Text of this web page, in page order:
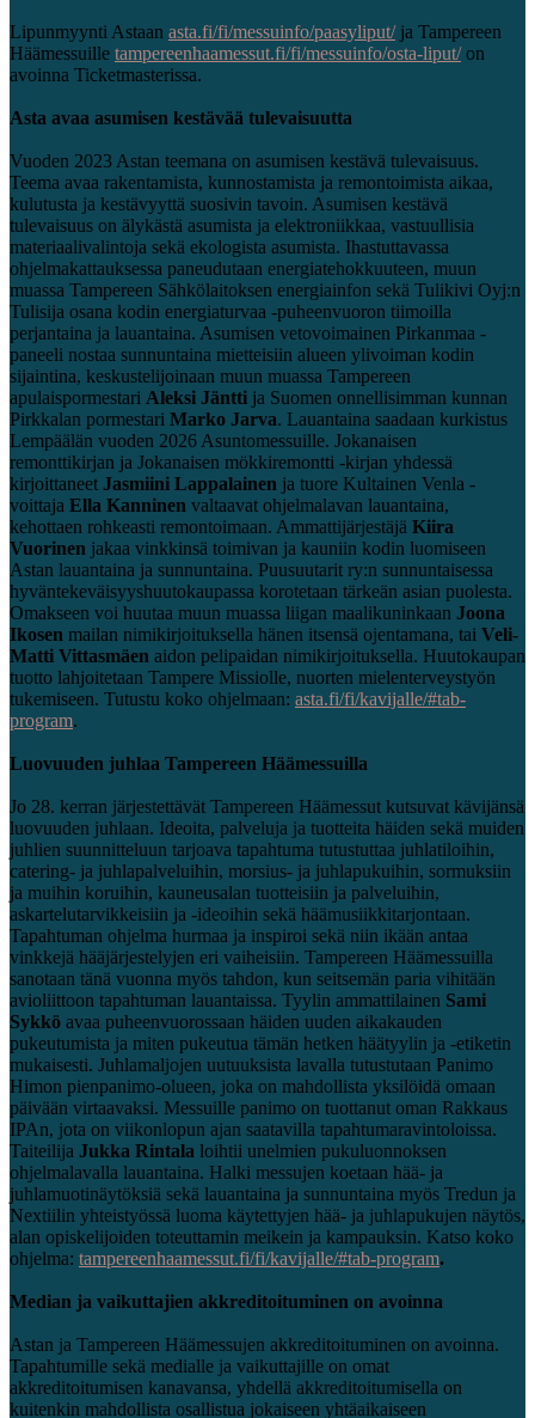
Lipunmyynti Astaan asta.fi/fi/messuinfo/paasyliput/ja Tampereen
Häämessuille tampereenhaamessut.fi/fi/messuinfo/osta-liput/on
avoinna Ticketmasterissa.
Asta avaa asumisen kestävää tulevaisuutta
Vuoden 2023 Astan teemana on asumisen kestävä tulevaisuus.
Teema avaa rakentamista, kunnostamista ja remontoimista aikaa,
kulutusta ja kestävyyttä suosivin tavoin. Asumisen kestävä
tulevaisuus on älykästä asumista ja elektroniikkaa, vastuullisia
materiaalivalintoja sekä ekologista asumista. Ihastuttavassa
ohjelmakattauksessa paneudutaan energiatehokkuuteen, muun
muassa Tampereen Sähkölaitoksen energiainfon sekä Tulikivi Oyj:n
Tulisija osana kodin energiaturvaa -puheenvuoron tiimoilla
perjantaina ja lauantaina. Asumisen vetovoimainen Pirkanmaa -
paneeli nostaa sunnuntaina mietteisiin alueen ylivoiman kodin
sijaintina, keskustelijoinaan muun muassa Tampereen
apulaispormestari Aleksi Jäntti ja Suomen onnellisimman kunnan
Pirkkalan pormestari Marko Jarva. Lauantaina saadaan kurkistus
Lempäälän vuoden 2026 Asuntomessuille. Jokanaisen
remonttikirjan ja Jokanaisen mökkiremontti -kirjan yhdessä
kirjoittaneet Jasmiini Lappalainen ja tuore Kultainen Venla -
voittaja Ella Kanninen valtaavat ohjelmalavan lauantaina,
kehottaen rohkeasti remontoimaan. Ammattijärjestäjä Kiira
Vuorinen jakaa vinkkinsä toimivan ja kauniin kodin luomiseen
Astan lauantaina ja sunnuntaina. Puusuutarit ry:n sunnuntaisessa
hyväntekeväisyyshuutokaupassa korotetaan tärkeän asian puolesta.
Omakseen voi huutaa muun muassa liigan maalikuninkaan Joona
Ikosen mailan nimikirjoituksella hänen itsensä ojentamana, tai Veli-
Matti Vittasmäen aidon pelipaidan nimikirjoituksella. Huutokaupan
tuotto lahjoitetaan Tampere Missiolle, nuorten mielenterveystyön
tukemiseen. Tutustu koko ohjelmaan: asta.fi/fi/kavijalle/#tab-
program.
Luovuuden juhlaa Tampereen Häämessuilla
Jo 28. kerran järjestettävät Tampereen Häämessut kutsuvat kävijänsä
luovuuden juhlaan. Ideoita, palveluja ja tuotteita häiden sekä muiden
juhlien suunnitteluun tarjoava tapahtuma tutustuttaa juhlatiloihin,
catering- ja juhlapalveluihin, morsius- ja juhlapukuihin, sormuksiin
ja muihin koruihin, kauneusalan tuotteisiin ja palveluihin,
askartelutarvikkeisiin ja -ideoihin sekä häämusiikkitarjontaan.
Tapahtuman ohjelma hurmaa ja inspiroi sekä niin ikään antaa
vinkkejä hääjärjestelyjen eri vaiheisiin. Tampereen Häämessuilla
sanotaan tänä vuonna myös tahdon, kun seitsemän paria vihitään
avioliittoon tapahtuman lauantaissa. Tyylin ammattilainen Sami
Sykkö avaa puheenvuorossaan häiden uuden aikakauden
pukeutumista ja miten pukeutua tämän hetken häätyylin ja -etiketin
mukaisesti. Juhlamaljojen uutuuksista lavalla tutustutaan Panimo
Himon pienpanimo-olueen, joka on mahdollista yksilöidä omaan
päivään virtaavaksi. Messuille panimo on tuottanut oman Rakkaus
IPAn, jota on viikonlopun ajan saatavilla tapahtumaravintoloissa.
Taiteilija Jukka Rintala loihtii unelmien pukuluonnoksen
ohjelmalavalla lauantaina. Halki messujen koetaan hää- ja
juhlamuotinäytöksiä sekä lauantaina ja sunnuntaina myös Tredun ja
Nextiilin yhteistyössä luoma käytettyjen hää- ja juhlapukujen näytös,
alan opiskelijoiden toteuttamin meikein ja kampauksin. Katso koko
ohjelma: tampereenhaamessut.fi/fi/kavijalle/#tab-program.
Median ja vaikuttajien akkreditoituminen on avoinna
Astan ja Tampereen Häämessujen akkreditoituminen on avoinna.
Tapahtumille sekä medialle ja vaikuttajille on omat
akkreditoitumisen kanavansa, yhdellä akkreditoitumisella on
kuitenkin mahdollista osallistua jokaiseen yhtäaikaiseen